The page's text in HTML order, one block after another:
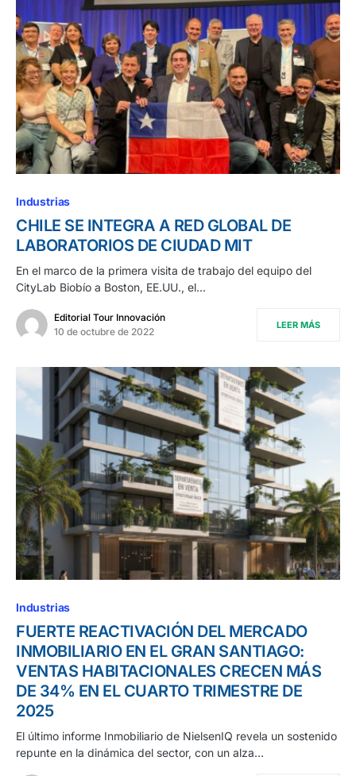
Industrias
CHILE SE INTEGRA A RED GLOBAL DE
LABORATORIOS DE CIUDAD MIT
En el marco de la primera visita de trabajo del equipo del
CityLab Biobío a Boston, EE.UU., el…
Editorial Tour Innovación
10 de octubre de 2022
LEER MÁS
Industrias
FUERTE REACTIVACIÓN DEL MERCADO
INMOBILIARIO EN EL GRAN SANTIAGO:
VENTAS HABITACIONALES CRECEN MÁS
DE 34% EN EL CUARTO TRIMESTRE DE
2025
El último informe Inmobiliario de NielsenIQ revela un sostenido
repunte en la dinámica del sector, con un alza…